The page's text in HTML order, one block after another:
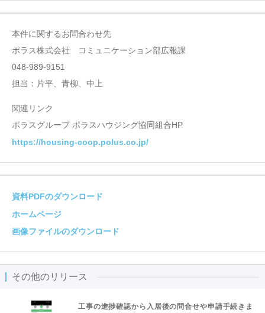
本件に関するお問合わせ先
ポラス株式会社 コミュニケーション部広報課
048-989-9151
担当：片平、青柳、中上
関連リンク
ポラスグループ ポラスハウジング協同組合HP
https://housing-coop.polus.co.jp/
資料PDFのダウンロード
ホームページ
画像ファイルのダウンロード
その他のリリース
工事の進捗確認から入居後の問合せや申請手続きま